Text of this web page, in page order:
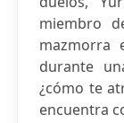
miembro
mazmorra
durante
¿cómo te
encuentra